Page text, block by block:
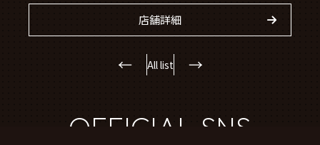
店舗詳細
← All list →
OFFICIAL SNS